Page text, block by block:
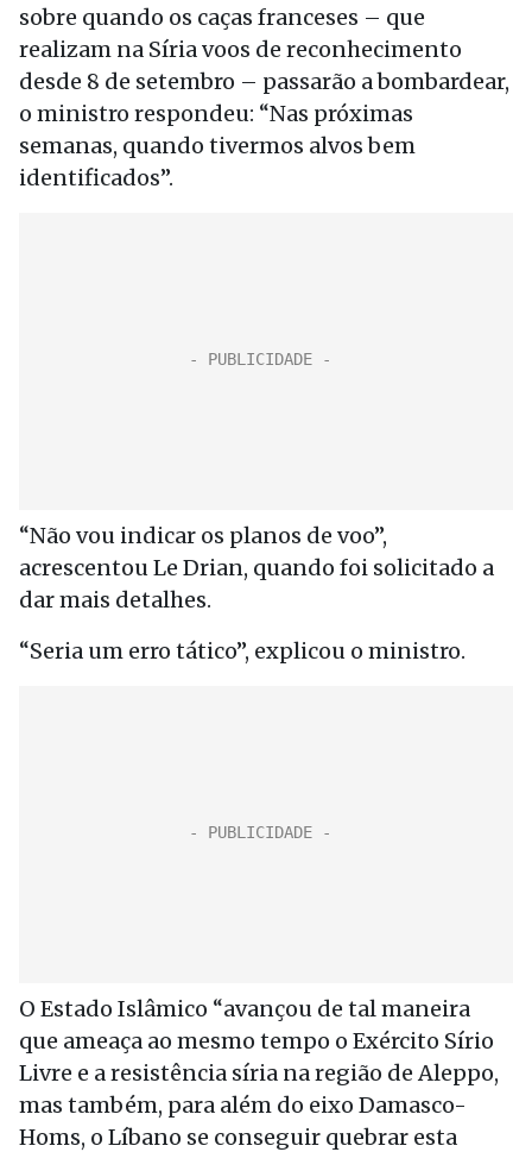
sobre quando os caças franceses – que
realizam na Síria voos de reconhecimento
desde 8 de setembro – passarão a bombardear,
o ministro respondeu: “Nas próximas
semanas, quando tivermos alvos bem
identificados”.
“Não vou indicar os planos de voo”,
acrescentou Le Drian, quando foi solicitado a
dar mais detalhes.
“Seria um erro tático”, explicou o ministro.
O Estado Islâmico “avançou de tal maneira
que ameaça ao mesmo tempo o Exército Sírio
Livre e a resistência síria na região de Aleppo,
mas também, para além do eixo Damasco-
Homs, o Líbano se conseguir quebrar esta